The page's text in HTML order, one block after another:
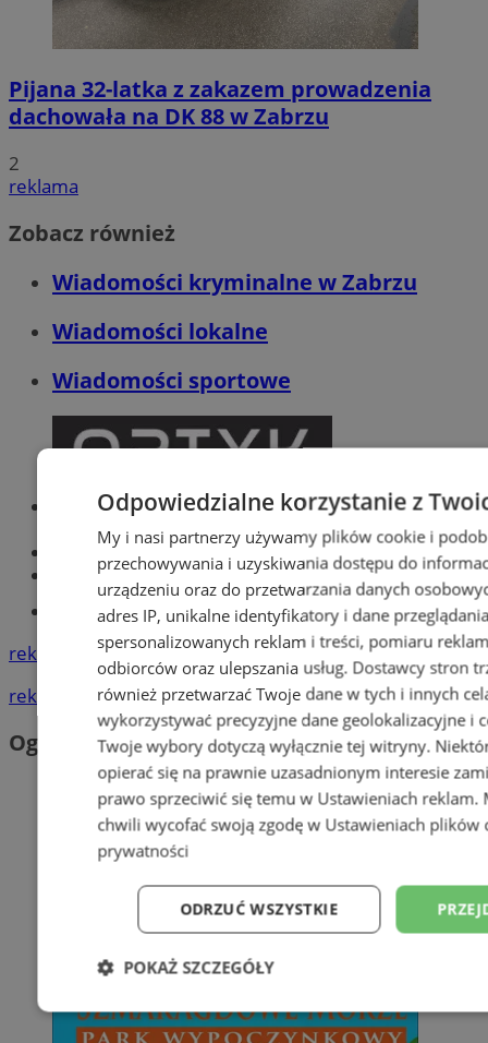
Pijana 32-latka z zakazem prowadzenia
dachowała na DK 88 w Zabrzu
2
reklama
Zobacz również
Wiadomości kryminalne w Zabrzu
Wiadomości lokalne
Wiadomości sportowe
Optyk, okulista
Zabrze
Największy sklep z częściami online!
Książeczka sanepidowska
Tworzenie stron www -Zabrze
reklama
reklama
Ogłoszenia
Odpowiedzialne korzystanie z
My i nasi partnerzy używamy plików cookie i
przechowywania i uzyskiwania dostępu do
urządzeniu oraz do przetwarzania danych
adres IP, unikalne identyfikatory i dane
spersonalizowanych reklam i treści, pomiaru
odbiorców oraz ulepszania usług. Dostawcy stron
również przetwarzać Twoje dane w tych i innych
wykorzystywać precyzyjne dane geolokalizacyjne i
Twoje wybory dotyczą wyłącznie tej witryny.
opierać się na prawnie uzasadnionym interesie
prawo sprzeciwić się temu w Ustawieniach reklam.
chwili wycofać swoją zgodę w Ustawieniach plików
prywatności
ODRZUĆ WSZYSTKIE
POKAŻ SZCZEGÓŁY
Niezbędne Wydajność